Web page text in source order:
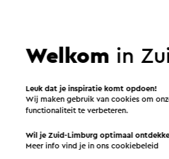
Start de
Welkom in
Leuk dat je inspiratie komt opdoen!
Wij maken gebruik van cookies om
functionaliteit te verbeteren.
Wil je Zuid-Limburg optimaal
Meer info vind je in onscookiebeleid